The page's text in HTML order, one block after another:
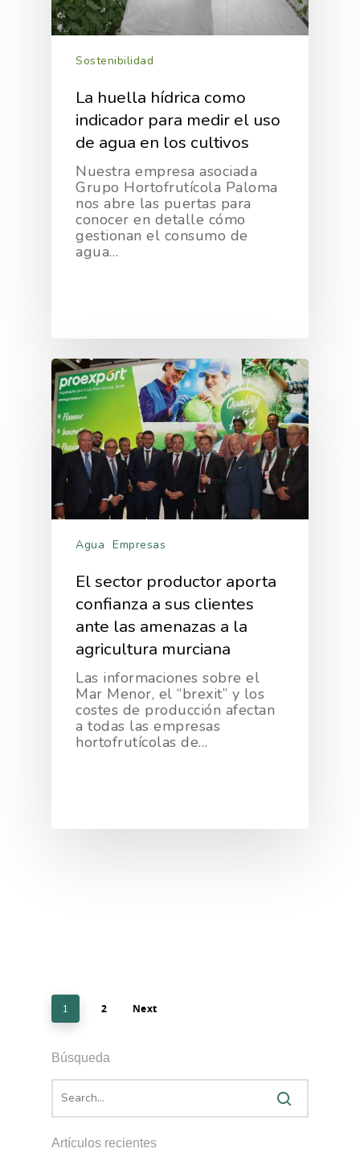
Sostenibilidad
La huella hídrica como
indicador para medir el uso
de agua en los cultivos
Nuestra empresa asociada
Grupo Hortofrutícola Paloma
nos abre las puertas para
conocer en detalle cómo
gestionan el consumo de
agua…
Agua Empresas
El sector productor aporta
confianza a sus clientes
ante las amenazas a la
agricultura murciana
Las informaciones sobre el
Mar Menor, el “brexit” y los
costes de producción afectan
a todas las empresas
hortofrutícolas de…
1 2 Next
Búsqueda
Artículos recientes